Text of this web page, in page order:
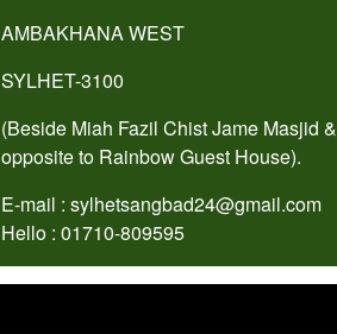
AMBAKHANA WEST
SYLHET-3100
(Beside Miah Fazil Chist Jame Masjid &
opposite to Rainbow Guest House).
E-mail : sylhetsangbad24@gmail.com
Hello : 01710-809595